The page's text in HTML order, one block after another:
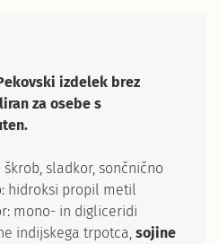
izdelek brez
za osebe s
sladkor, sončnično
hidroksi propil metil
mono- in digliceridi
indijskega trpotca, sojine